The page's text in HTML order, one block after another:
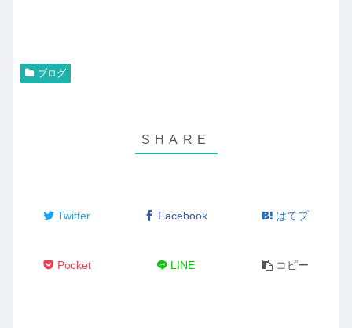
ブログ
Twitter Facebook はてブ
Pocket LINE コピー